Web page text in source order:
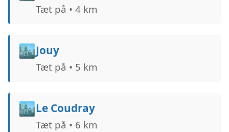
Tæt på • 4 km
🏙️Jouy
Tæt på • 5 km
🏙️Le Coudray
Tæt på • 6 km